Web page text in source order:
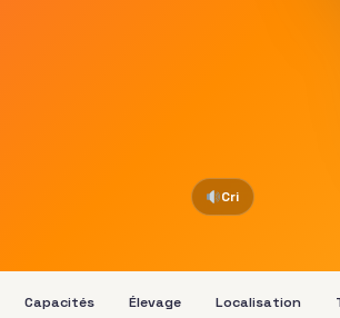
Cri
Capacités Élevage Localisation